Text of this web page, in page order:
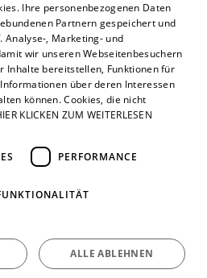
anzuzeigen, benötigen wir
Einwilligung.
öffnen
Ihre personenbezogenen Daten
Partnern gespeichert und
Analyse-, Marketing- und
wir unseren Webseitenbesuchern
Inhalte bereitstellen, Funktionen für
über deren Interessen
können. Cookies, die nicht
KLICKEN ZUM WEITERLESEN
PERFORMANCE
ALLE ABLEHNEN